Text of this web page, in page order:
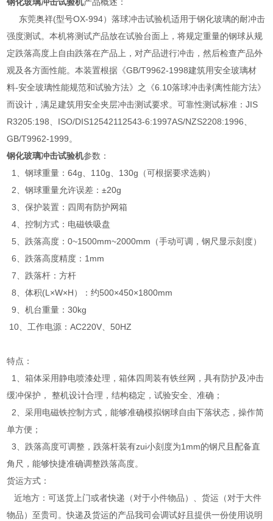
钢化玻璃冲击试验机产品概述：
东莞奥祥(型号OX-994）落球冲击试验机适用于钢化玻璃的耐冲击
强度测试。本机将测试产品放在试验台面上，将规定重量的钢球从规
定跌落高度上自由跌落在产品上，对产品进行冲击，然后检查产品外
观及各方面性能。本装置根据《GB/T9962-1998建筑用安全玻璃材
料-安全玻璃性能规范和试验方法》之《6.10落球冲击剥离性能方法》
而设计，满足建筑用安全夹层冲击测试要求。可靠性测试标准：JIS
R3205:198、ISO/DIS12542112543-6:1997AS/NZS2208:1996、
GB/T9962-1999。
钢化玻璃冲击试验机参数：
1、钢球重量：64g、110g、130g（可根据要求选购）
2、钢球重量允许误差：±20g
3、保护装置：四周有防护网箱
4、控制方式：电磁铁吸盘
5、跌落高度：0~1500mm~2000mm（手动可调，钢尺显示刻度）
6、跌落高度精度：1mm
7、跌落杆：方杆
8、体积(L×W×H）：约500×450×1800mm
9、机台重量：30kg
10、工作电源：AC220V、50HZ
特点：
1、箱体采用静电喷漆处理，箱体四周装有铁丝网，具有防护及冲击
缓冲保护， 整机设计合理，结构稳定，试验安全、准确；
2、采用电磁铁控制方式，能够准确模拟钢球自由下落状态，操作简
单方便；
3、跌落高度可调整，跌落杆装有zui小刻度为1mm的钢尺且配备直
角尺，能够快捷准确调整跌落高度。
货运方式：
近地方：可送货上门或者快递（对于小件物品）、货运（对于大件
物品）至贵司。快递及货运的产品我司会调试好且提供一份使用说明